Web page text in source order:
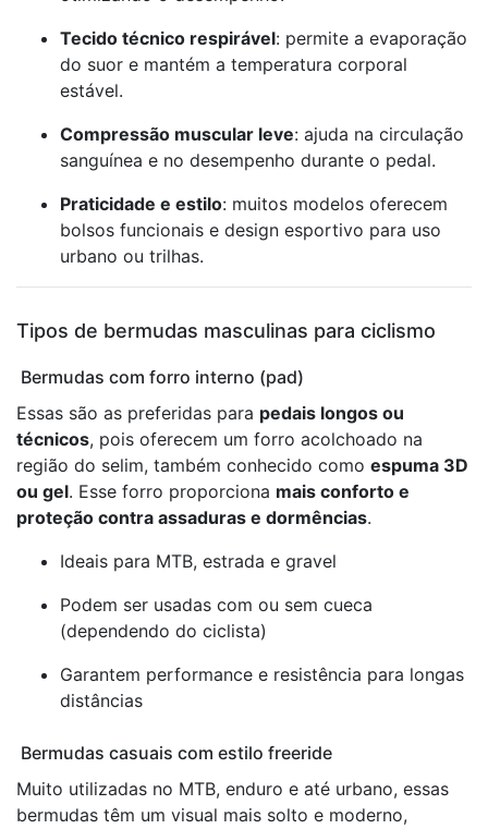
Tecido técnico respirável: permite a evaporação
do suor e mantém a temperatura corporal
estável.
Compressão muscular leve: ajuda na circulação
sanguínea e no desempenho durante o pedal.
Praticidade e estilo: muitos modelos oferecem
bolsos funcionais e design esportivo para uso
urbano ou trilhas.
Tipos de bermudas masculinas para ciclismo
Bermudas com forro interno (pad)
Essas são as preferidas para pedais longos ou
técnicos, pois oferecem um forro acolchoado na
região do selim, também conhecido como espuma 3D
ou gel. Esse forro proporciona mais conforto e
proteção contra assaduras e dormências.
Ideais para MTB, estrada e gravel
Podem ser usadas com ou sem cueca
(dependendo do ciclista)
Garantem performance e resistência para longas
distâncias
Bermudas casuais com estilo freeride
Muito utilizadas no MTB, enduro e até urbano, essas
bermudas têm um visual mais solto e moderno,